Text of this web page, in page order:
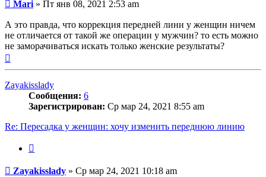
Mari » Пт янв 08, 2021 2:53 am
А это правда, что коррекция передней лини у женщин ничем
не отличается от такой же операции у мужчин? то есть можно
не заморачиваться искать только женские результаты?
Zayakisslady
Сообщения: 6
Зарегистрирован: Ср мар 24, 2021 8:55 am
Re: Пересадка у женщин: хочу изменить переднюю линию
Сообщение
Zayakisslady » Ср мар 24, 2021 10:18 am